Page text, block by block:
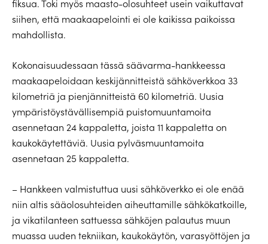
fiksua. Toki myös maasto-olosuhteet usein vaikuttavat
siihen, että maakaapelointi ei ole kaikissa paikoissa
mahdollista.
Kokonaisuudessaan tässä säävarma-hankkeessa
maakaapeloidaan keskijännitteistä sähköverkkoa 33
kilometriä ja pienjännitteistä 60 kilometriä. Uusia
ympäristöystävällisempiä puistomuuntamoita
asennetaan 24 kappaletta, joista 11 kappaletta on
kaukokäytettäviä. Uusia pylväsmuuntamoita
asennetaan 25 kappaletta.
– Hankkeen valmistuttua uusi sähköverkko ei ole enää
niin altis sääolosuhteiden aiheuttamille sähkökatkoille,
ja vikatilanteen sattuessa sähköjen palautus muun
muassa uuden tekniikan, kaukokäytön, varasyöttöjen ja